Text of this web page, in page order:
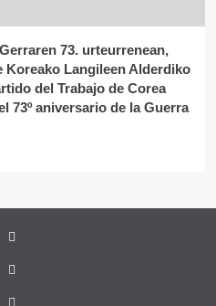
73. urteurrenean,
Langileen Alderdiko
del Trabajo de Corea
73º aniversario de la Guerra
Twitter
YouTube
Telegram